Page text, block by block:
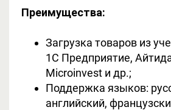
Преимущества:
Загрузка товаров из
1С Предприятие,
Microinvest и др.;
Поддержка языков:
английский,